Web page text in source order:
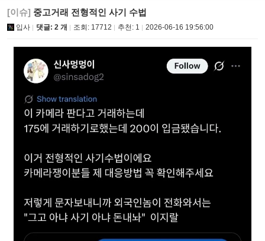
[이슈] 중고거래 전형적인 사기 수법
입사 댓글: 2 개 조회: 17712 추천: 1 2026-06-16 19:56:00